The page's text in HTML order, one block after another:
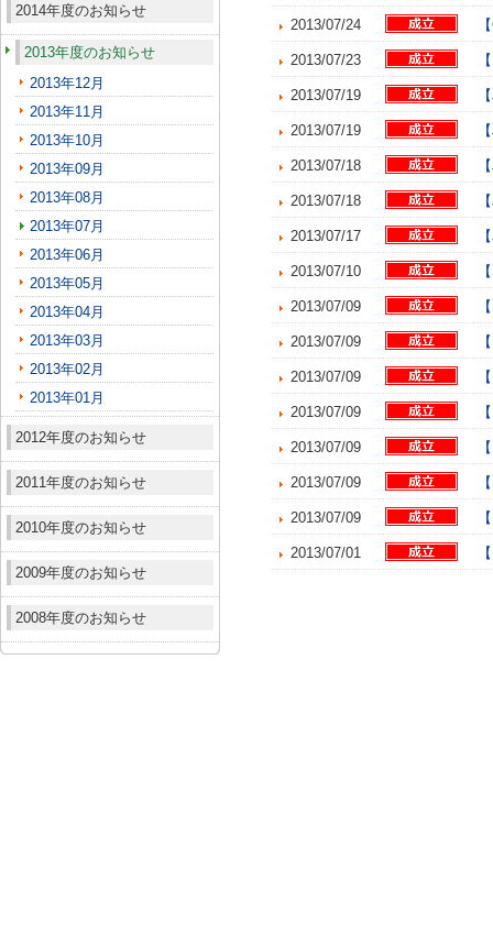
2014年度のお知らせ
2013年度のお知らせ
2013年12月
2013年11月
2013年10月
2013年09月
2013年08月
2013年07月
2013年06月
2013年05月
2013年04月
2013年03月
2013年02月
2013年01月
2012年度のお知らせ
2011年度のお知らせ
2010年度のお知らせ
2009年度のお知らせ
2008年度のお知らせ
2013/07/24
2013/07/23
2013/07/19
2013/07/19
2013/07/18
2013/07/18
2013/07/17
2013/07/10
2013/07/09
2013/07/09
2013/07/09
2013/07/09
2013/07/09
2013/07/09
2013/07/09
2013/07/01